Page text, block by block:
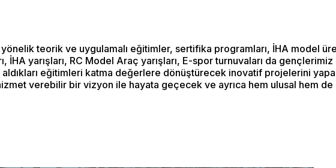
teorik ve uygulamalı eğitimler, sertifika programları, İHA model
İHA yarışları, RC Model Araç yarışları, E-spor turnuvaları da
eğitimleri katma değerlere dönüştürecek inovatif projelerini
verebilir bir vizyon ile hayata geçecek ve ayrıca hem ulusal hem de